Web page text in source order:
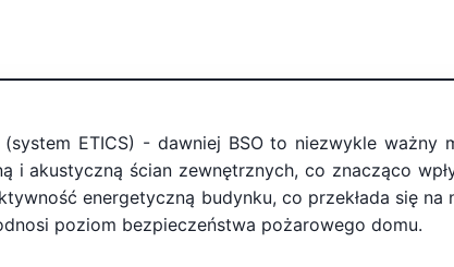
ETICS) - dawniej BSO to niezwykle ważny
i akustyczną ścian zewnętrznych, co znacząco
energetyczną budynku, co przekłada się
poziom bezpieczeństwa pożarowego domu.